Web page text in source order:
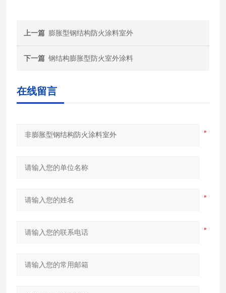
上一篇 膨胀型钢结构防火涂料室外
下一篇 钢结构膨胀型防火室外涂料
在线留言